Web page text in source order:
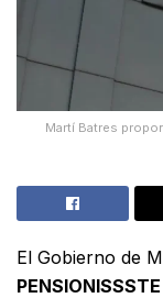
Martí Batres
El Gobierno de
PENSIONISSSTE